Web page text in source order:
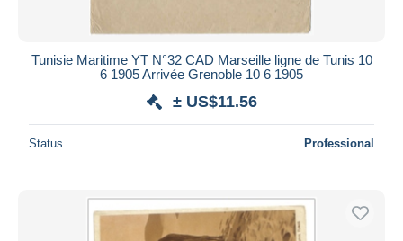
Tunisie Maritime YT N°32 CAD Marseille ligne de Tunis 10
6 1905 Arrivée Grenoble 10 6 1905
± US$11.56
Status Professional